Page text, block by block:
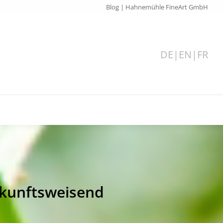
Blog | Hahnemühle FineArt GmbH
DE | EN | FR